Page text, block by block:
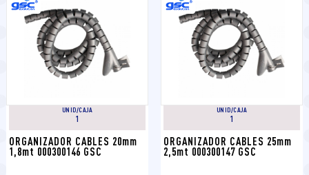
UNID/CAJA
1
ORGANIZADOR CABLES 20mm
1,8mt 000300146 GSC
UNID/CAJA
1
ORGANIZADOR CABLES 25mm
2,5mt 000300147 GSC